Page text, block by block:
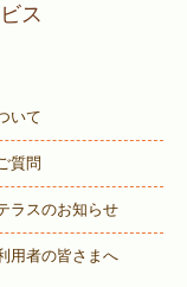
ビス
いて
質問
ラスのお知らせ
用者の皆さまへ